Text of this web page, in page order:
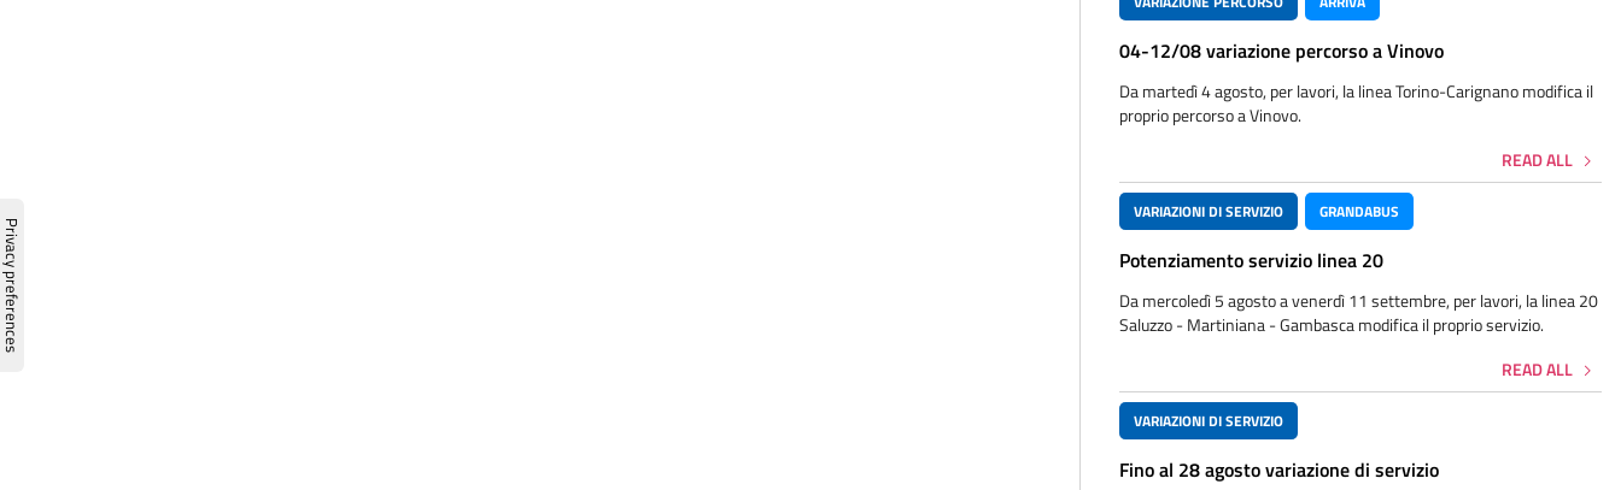
04-12/08 variazione percorso a Vinovo
Da martedì 4 agosto, per lavori, la linea Torino-Carignano modifica il
proprio percorso a Vinovo.
READ ALL
VARIAZIONI DI SERVIZIO GRANDABUS
Potenziamento servizio linea 20
Da mercoledì 5 agosto a venerdì 11 settembre, per lavori, la linea 20
Saluzzo - Martiniana - Gambasca modifica il proprio servizio.
READ ALL
VARIAZIONI DI SERVIZIO
Fino al 28 agosto variazione di servizio